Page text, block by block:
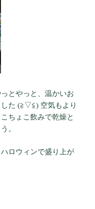
とやっと、温かいお
た (≧▽≦) 空気もより
ちょこ飲みで乾燥と
。
ロウィンで盛り上が